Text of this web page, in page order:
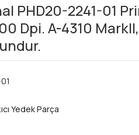
PHD20-2241-01
Dpi. A-4310
Yedek Parça